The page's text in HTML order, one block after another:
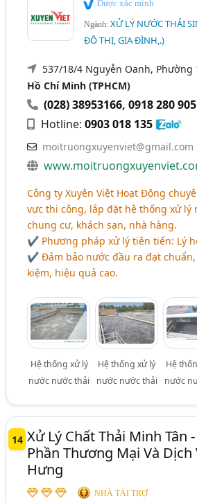
Được xác minh
Ngành:XỬ LÝ NƯỚC THẢI
ĐÔ THỊ, GIA ĐÌNH,.)
537/18/4 Nguyễn Oanh, Phường
Hồ Chí Minh (TPHCM)
(028) 38953166,0918 280 905
Hotline:0903 018 135
moitruongxuyenviet@gmail.com
Công ty Xuyên Việt Hoạt Động
vực thi công, lắp đặt hệ thống xử lý
chung cư, khách sạn, nhà hàng.
✔ Phương pháp xử lý tiên tiến: Lý
✔ Đảm bảo nước đầu ra đạt
kiệm, hiệu quả cao.
Hệ thống xử lý
nước nước thải
Hệ thống xử lý
nước nước thải
Hệ
nước
14 Xử Lý Chất Thải Minh Tân
Phần Thương Mại Và Dịch
Hưng
NHÀ TÀI TRỢ